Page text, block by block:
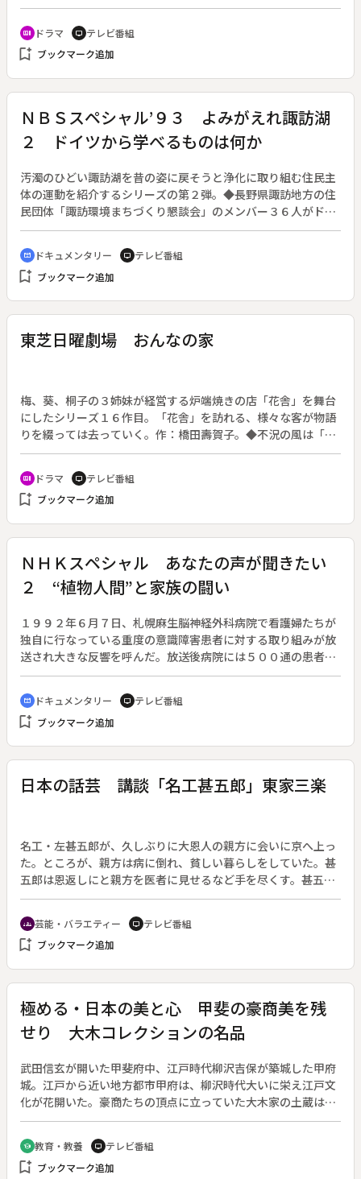
子の母は政夫の母に説得を頼む。政夫の母に「政夫の嫁には年
上の女はもらわない」といわれ、民子は嫁いで行く。
recent_actors ドラマ tv テレビ番組
bookmark_add ブックマーク追加
ＮＢＳスペシャル’９３ よみがえれ諏訪湖
２ ドイツから学べるものは何か
汚濁のひどい諏訪湖を昔の姿に戻そうと浄化に取り組む住民主
体の運動を紹介するシリーズの第２弾。◆長野県諏訪地方の住
民団体「諏訪環境まちづくり懇談会」のメンバー３６人がドイ
ツを訪問、各地を視察してセミナーを開いた。ドイツの湖では
下水道の整備を進めて生活排水の流入を減らし、水辺の植物を
保護して自然の浄化力を高めていた。また徹底したごみのリサ
イクルや、“車より人間優先”の道路・街づくりなどエコロジカ
実施していた。多くを学んでの帰国後、住民自らが主体となっ
て街づくり計画に取り組むなど、新たな活動が始まった。
cinematic_blur ドキュメンタリー tv テレビ番組
bookmark_add ブックマーク追加
東芝日曜劇場 おんなの家
梅、葵、桐子の３姉妹が経営する炉端焼きの店「花舎」を舞台
にしたシリーズ１６作目。「花舎」を訪れる、様々な客が物語
りを綴っては去っていく。作：橋田壽賀子。◆不況の風は「花
舎」にも及び店で鳴くのは閑古鳥。梅（杉村春子）も体の不調
を訴え、葵（山岡久乃）も桐子（奈良岡朋子）も廃業の潮時を
感じる。ある夜、一人で店を訪れた女性・日高貴子（佐久間良
子）が現金を持っていないからと代わりにダイヤの指輪を置い
からの連絡で身柄を引き取った桐子は、「行き所がない」とい
う貴子を雇うことにした。美人の貴子目当ての客が増え、店は
活気を取り戻したが、貴子には何か事情がありそうだった。
recent_actors ドラマ tv テレビ番組
bookmark_add ブックマーク追加
ＮＨＫスペシャル あなたの声が聞きたい
２ “植物人間”と家族の闘い
１９９２年６月７日、札幌麻生脳神経外科病院で看護婦たちが
独自に行なっている重度の意識障害患者に対する取り組みが放
送され大きな反響を呼んだ。放送後病院には５００通の患者家
族からの手紙が寄せられた。その中から４家族の闘病ぶりを追
い、命の尊さ、現代医療の問題を考える。
cinematic_blur ドキュメンタリー tv テレビ番組
bookmark_add ブックマーク追加
日本の話芸 講談「名工甚五郎」東家三楽
名工・左甚五郎が、久しぶりに大恩人の親方に会いに京へ上っ
た。ところが、親方は病に倒れ、貧しい暮らしをしていた。甚
五郎は恩返しにと親方を医者に見せるなど手を尽くす。甚五郎
が京にいることを聞きつけた寺社奉行が、智恩院の再建を頼み
に来た。
groups 芸能・バラエティー tv テレビ番組
bookmark_add ブックマーク追加
極める・日本の美と心 甲斐の豪商美を残
せり 大木コレクションの名品
武田信玄が開いた甲斐府中、江戸時代柳沢吉保が築城した甲府
城。江戸から近い地方都市甲府は、柳沢時代大いに栄え江戸文
化が花開いた。豪商たちの頂点に立っていた大木家の土蔵は、
１９４５年（昭和２０）の空襲でも焼け残り、中に収蔵されて
いたおびただしい美術品などは難を逃れた。幾代にもわたって
蓄積された大木コレクションの名品は、１９９０年に山梨県に
寄贈された。それらの品々と、大木家と広重や鉄斎などとの交
school 教育・教養 tv テレビ番組
bookmark_add ブックマーク追加